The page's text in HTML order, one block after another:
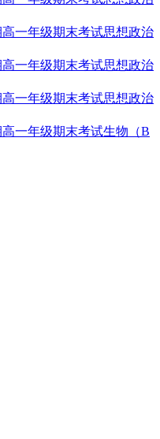
一年级期末考试思想政治
一年级期末考试思想政治
一年级期末考试思想政治
一年级期末考试生物（B